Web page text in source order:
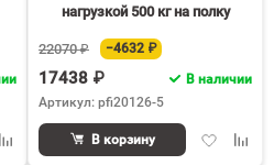
Добавить
нагрузкой 500 кг на полку
22070 ₽ −4632 ₽
17438 ₽
В наличии
Артикул: pfi20126-5
Добавить
В корзину